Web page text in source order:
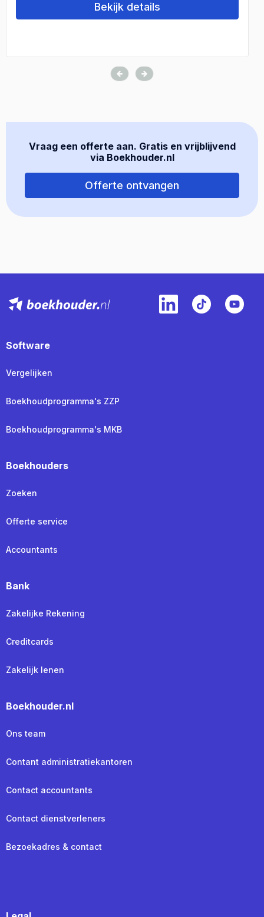
Bekijk details
Vraag een offerte aan. Gratis en vrijblijvend
via Boekhouder.nl
Offerte ontvangen
Software
Vergelijken
Boekhoudprogramma's ZZP
Boekhoudprogramma's MKB
Boekhouders
Zoeken
Offerte service
Accountants
Bank
Zakelijke Rekening
Creditcards
Zakelijk lenen
Boekhouder.nl
Ons team
Contant administratiekantoren
Contact accountants
Contact dienstverleners
Bezoekadres & contact